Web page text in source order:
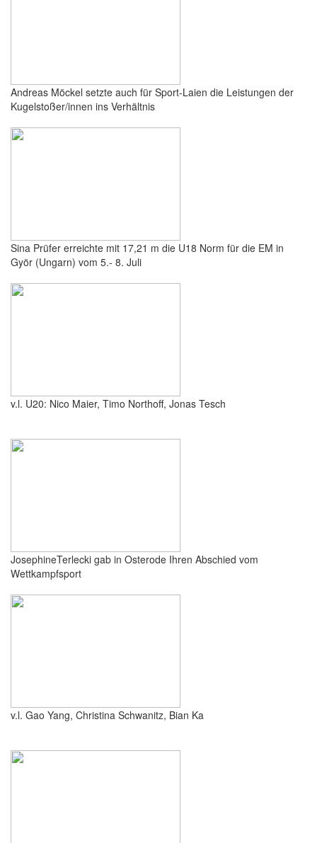
Andreas Möckel setzte auch für Sport-Laien die Leistungen der
Kugelstoßer/innen ins Verhältnis
Sina Prüfer erreichte mit 17,21 m die U18 Norm für die EM in
Györ (Ungarn) vom 5.- 8. Juli
v.l. U20: Nico Maier, Timo Northoff, Jonas Tesch
JosephineTerlecki gab in Osterode Ihren Abschied vom
Wettkampfsport
v.l. Gao Yang, Christina Schwanitz, Bian Ka